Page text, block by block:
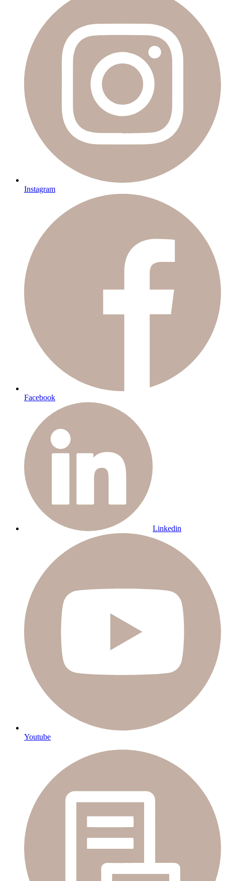
Instagram
Facebook
Linkedin
Youtube